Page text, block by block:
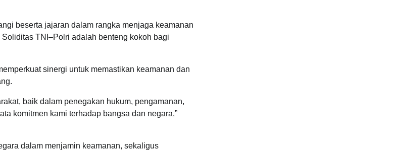
beserta jajaran dalam rangka menjaga keamanan
TNI–Polri adalah benteng kokoh bagi
sinergi untuk memastikan keamanan dan
baik dalam penegakan hukum, pengamanan,
komitmen kami terhadap bangsa dan negara,”
dalam menjamin keamanan, sekaligus